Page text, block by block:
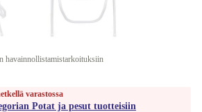
havainnollistamistarkoituksiin
varastossa
Potat ja pesut tuotteisiin